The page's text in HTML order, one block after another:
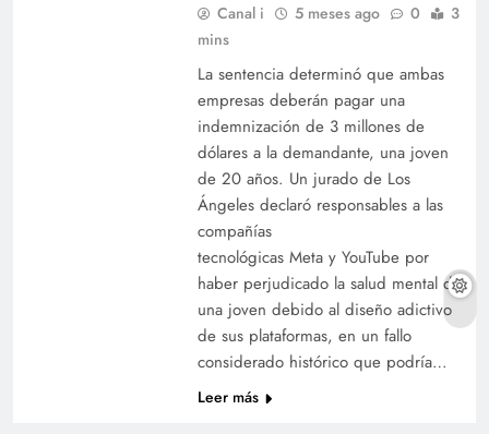
Canal i 5 meses ago 0
3
mins
La sentencia determinó que ambas
empresas deberán pagar una
indemnización de 3 millones de
dólares a la demandante, una joven
de 20 años. Un jurado de Los
Ángeles declaró responsables a las
compañías
tecnológicas Meta y YouTube por
haber perjudicado la salud mental de
una joven debido al diseño adictivo
de sus plataformas, en un fallo
considerado histórico que podría…
Leer más